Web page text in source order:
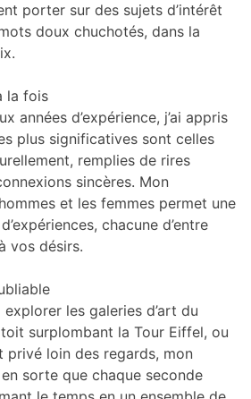
porter sur des sujets d’intérêt
doux chuchotés, dans la
la fois
années d’expérience, j’ai appris
plus significatives sont celles
remplies de rires
sincères. Mon
et les femmes permet une
chacune d’entre
vos désirs.
les galeries d’art du
surplombant la Tour Eiffel, ou
privé loin des regards, mon
sorte que chaque seconde